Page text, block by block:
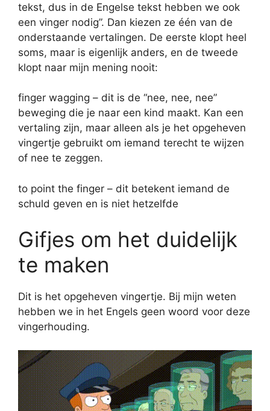
tekst, dus in de Engelse tekst hebben we ook
een vinger nodig”. Dan kiezen ze één van de
onderstaande vertalingen. De eerste klopt heel
soms, maar is eigenlijk anders, en de tweede
klopt naar mijn mening nooit:
finger wagging – dit is de “nee, nee, nee”
beweging die je naar een kind maakt. Kan een
vertaling zijn, maar alleen als je het opgeheven
vingertje gebruikt om iemand terecht te wijzen
of nee te zeggen.
to point the finger – dit betekent iemand de
schuld geven en is niet hetzelfde
Gifjes om het duidelijk
te maken
Dit is het opgeheven vingertje. Bij mijn weten
hebben we in het Engels geen woord voor deze
vingerhouding.